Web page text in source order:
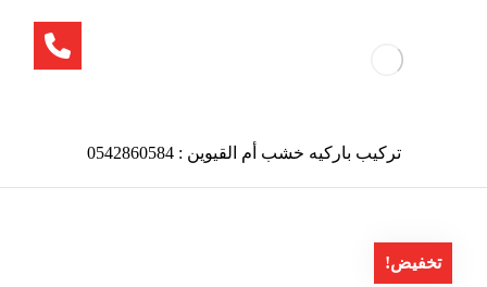
تركيب باركيه خشب أم القيوين : 0542860584
تخفيض!